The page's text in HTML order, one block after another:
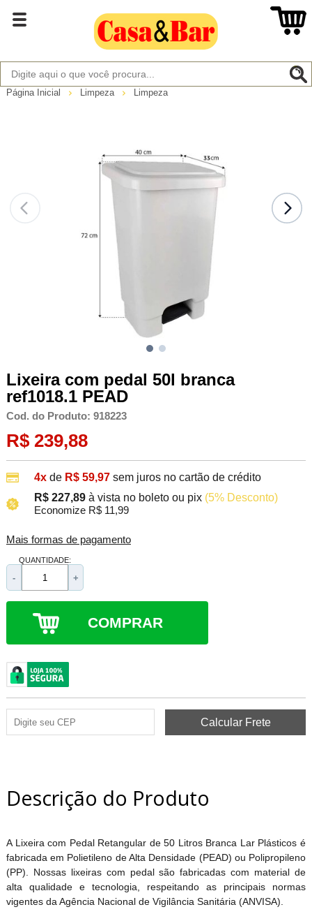
Página Inicial Limpeza Limpeza
Lixeira com pedal 50l branca
ref1018.1 PEAD
Cod. do Produto: 918223
R$ 239,88
4xde R$ 59,97 sem juros no cartão de crédito
R$ 227,89 à vista no boleto ou pix (5% Desconto)
Economize R$ 11,99
Mais formas de pagamento
QUANTIDADE:
- +
COMPRAR
Descrição do Produto
A Lixeira com Pedal Retangular de 50 Litros Branca Lar Plásticos é
fabricada em Polietileno de Alta Densidade (PEAD) ou Polipropileno
(PP). Nossas lixeiras com pedal são fabricadas com material de
alta qualidade e tecnologia, respeitando as principais normas
vigentes da Agência Nacional de Vigilância Sanitária (ANVISA).